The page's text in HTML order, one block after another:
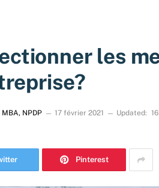
les
NPDP 17 février 2021 Updated:
Pinterest